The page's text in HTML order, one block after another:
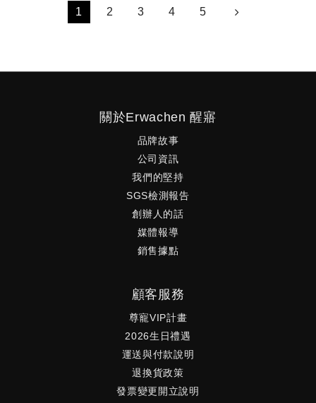
1 2 3 4 5
關於Erwachen 醒寤
品牌故事
公司資訊
我們的堅持
SGS檢測報告
創辦人的話
媒體報導
銷售據點
顧客服務
尊寵VIP計畫
2026生日禮遇
運送與付款說明
退換貨政策
發票變更開立說明